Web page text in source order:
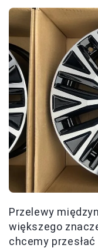
Przelewy
większego
chcemy